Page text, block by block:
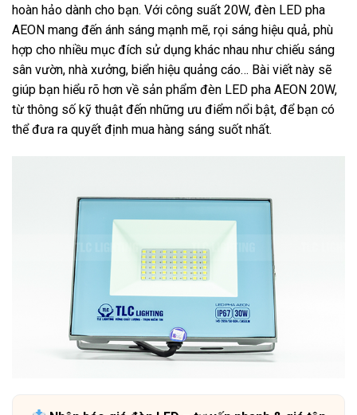
hoàn hảo dành cho bạn. Với công suất 20W, đèn LED pha
AEON mang đến ánh sáng mạnh mẽ, rọi sáng hiệu quả, phù
hợp cho nhiều mục đích sử dụng khác nhau như chiếu sáng
sân vườn, nhà xưởng, biển hiệu quảng cáo… Bài viết này sẽ
giúp bạn hiểu rõ hơn về sản phẩm đèn LED pha AEON 20W,
từ thông số kỹ thuật đến những ưu điểm nổi bật, để bạn có
thể đưa ra quyết định mua hàng sáng suốt nhất.